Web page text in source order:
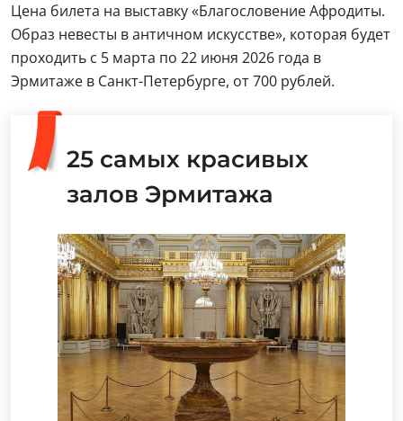
Цена билета на выставку «Благословение Афродиты.
Образ невесты в античном искусстве», которая будет
проходить с 5 марта по 22 июня 2026 года в
Эрмитаже в Санкт-Петербурге, от 700 рублей.
25 самых красивых
залов Эрмитажа